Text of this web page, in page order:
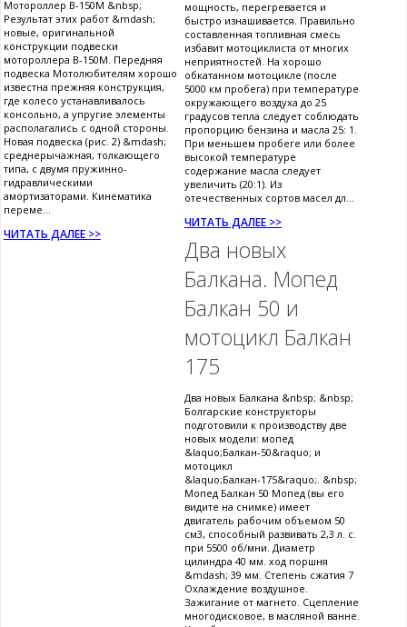
Мотороллер В-150М &nbsp;
Результат этих работ &mdash;
новые, оригинальной
конструкции подвески
мотороллера В-150М. Передняя
подвеска Мотолюбителям хорошо
известна прежняя конструкция,
где колесо устанавливалось
консольно, а упругие элементы
располагались с одной стороны.
Новая подвеска (рис. 2) &mdash;
среднерычажная, толкающего
типа, с двумя пружинно-
гидравлическими
амортизаторами. Кинематика
переме...
ЧИТАТЬ ДАЛЕЕ >>
мощность, перегревается и
быстро изнашивается. Правильно
составленная топливная смесь
избавит мотоциклиста от многих
неприятностей. На хорошо
обкатанном мотоцикле (после
5000 км пробега) при температуре
окружающего воздуха до 25
градусов тепла следует соблюдать
пропорцию бензина и масла 25: 1.
При меньшем пробеге или более
высокой температуре
содержание масла следует
увеличить (20:1). Из
отечественных сортов масел дл...
ЧИТАТЬ ДАЛЕЕ >>
Два новых
Балкана. Мопед
Балкан 50 и
мотоцикл Балкан
175
Два новых Балкана &nbsp; &nbsp;
Болгарские конструкторы
подготовили к производству две
новых модели: мопед
&laquo;Балкан-50&raquo; и
мотоцикл
&laquo;Балкан-175&raquo;. &nbsp;
Мопед Балкан 50 Мопед (вы его
видите на снимке) имеет
двигатель рабочим объемом 50
см3, способный развивать 2,3 л. с.
при 5500 об/мни. Диаметр
цилиндра 40 мм. ход поршня
&mdash; 39 мм. Степень сжатия 7
Охлаждение воздушное.
Зажигание от магнето. Сцепление
многодисковое, в масляной ванне.